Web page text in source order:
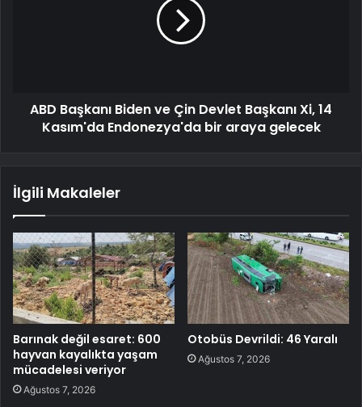
ABD Başkanı Biden ve Çin Devlet Başkanı Xi, 14
Kasım'da Endonezya'da bir araya gelecek
İlgili Makaleler
Barınak değil esaret: 600
hayvan kayalıkta yaşam
mücadelesi veriyor
Ağustos 7, 2026
Otobüs Devrildi: 46 Yaralı
Ağustos 7, 2026